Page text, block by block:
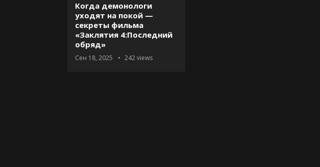
Когда демонологи
уходят на покой —
cекреты фильма
«Заклятия 4:Последний
обряд»
Сен 18, 2025 242views